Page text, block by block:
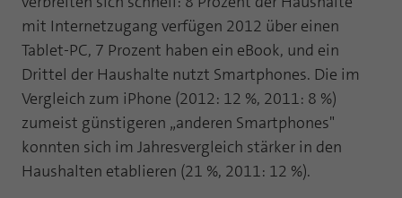
mit Internetzugang verfügen 2012 über einen
Tablet-PC, 7 Prozent haben ein eBook, und ein
Drittel der Haushalte nutzt Smartphones. Die im
Vergleich zum iPhone (2012: 12 %, 2011: 8 %)
zumeist günstigeren „anderen Smartphones"
konnten sich im Jahresvergleich stärker in den
Haushalten etablieren (21 %, 2011: 12 %).
Zweck
wiedererkannt wird, um ihm Zugang zu
geschützten Bereichen zu gewähren.
Anbieter php
Laufzeit 1 Jahr
Zweck
Cookie von AT INTERNET zur Steuerung der
erweiterten Script- und Ereignisbehandlung
Name atuserid
Anbieter AT INTERNET